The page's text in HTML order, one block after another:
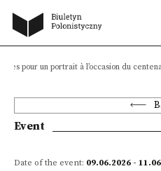
pour un portrait à l’occasion du
Event
Date of the event: 09.06.2026 -